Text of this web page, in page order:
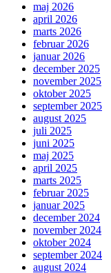
maj 2026
april 2026
marts 2026
februar 2026
januar 2026
december 2025
november 2025
oktober 2025
september 2025
august 2025
juli 2025
juni 2025
maj 2025
april 2025
marts 2025
februar 2025
januar 2025
december 2024
november 2024
oktober 2024
september 2024
august 2024